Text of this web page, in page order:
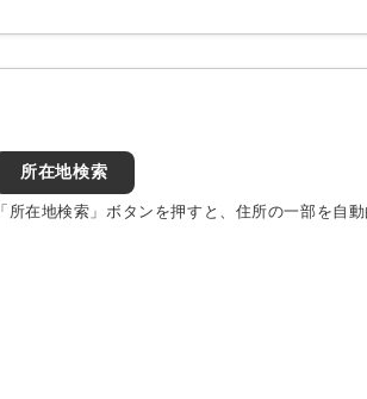
所在地検索
「所在地検索」ボタンを押すと、住所の一部を自動